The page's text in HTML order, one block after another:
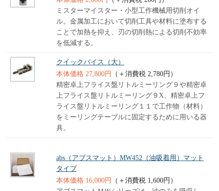
ミスターマイスター・小型工作機械用切削オイ
ル。金属加工において切削工具や材料に塗布する
ことで加熱を抑え、刃の切削熱による切削不効率
を低減する。
クイックバイス（大）
本体価格 27,800円
（＋消費税 2,780円）
精密卓上フライス盤リトルミーリング９や精密卓
上フライス盤リトルミーリング９X、精密卓上フ
ライス盤リトルミーリング１１で工作物（材料）
をミーリングテーブルに固定するために用いる器
具。
abs（アブスマット）MW452（油吸着用）マット
タイプ
本体価格 16,000円
（＋消費税 1,600円）